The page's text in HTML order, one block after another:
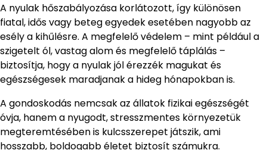
A nyulak hőszabályozása korlátozott, így különösen
fiatal, idős vagy beteg egyedek esetében nagyobb az
esély a kihűlésre. A megfelelő védelem – mint például a
szigetelt ól, vastag alom és megfelelő táplálás –
biztosítja, hogy a nyulak jól érezzék magukat és
egészségesek maradjanak a hideg hónapokban is.
A gondoskodás nemcsak az állatok fizikai egészségét
óvja, hanem a nyugodt, stresszmentes környezetük
megteremtésében is kulcsszerepet játszik, ami
hosszabb, boldogabb életet biztosít számukra.